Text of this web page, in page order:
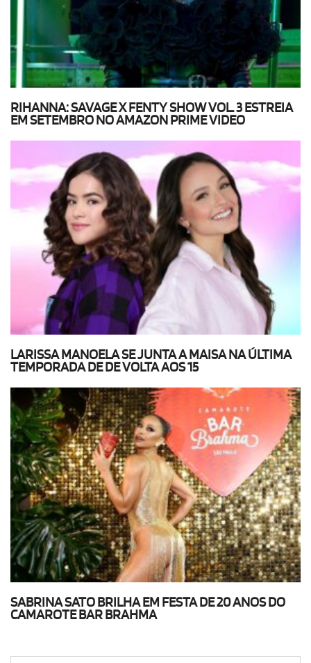
RIHANNA: SAVAGE X FENTY SHOW VOL. 3 ESTREIA
EM SETEMBRO NO AMAZON PRIME VIDEO
LARISSA MANOELA SE JUNTA A MAISA NA ÚLTIMA
TEMPORADA DE DE VOLTA AOS 15
SABRINA SATO BRILHA EM FESTA DE 20 ANOS DO
CAMAROTE BAR BRAHMA